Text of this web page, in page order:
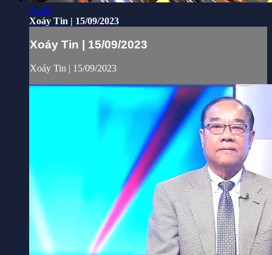
25:49
Xoáy Tin | 15/09/2023
Xoáy Tin | 15/09/2023
Xoáy Tin | 15/09/2023